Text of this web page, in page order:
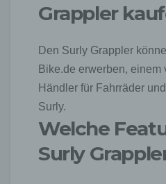
Grappler
Den Surly Grappler
Bike.de erwerben, einem
Händler für Fahrräder
Surly.
Welche
Surly